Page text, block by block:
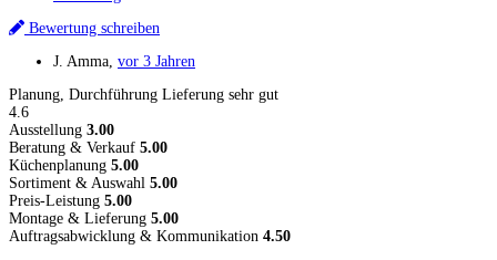
Bewertung schreiben
J. Amma, vor 3 Jahren
Planung, Durchführung Lieferung sehr gut
4.6
Ausstellung 3.00
Beratung & Verkauf 5.00
Küchenplanung 5.00
Sortiment & Auswahl 5.00
Preis-Leistung 5.00
Montage & Lieferung 5.00
Auftragsabwicklung & Kommunikation 4.50